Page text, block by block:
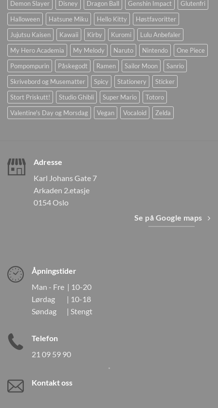
Demon Slayer
Disney Dragon Ball Genshin Impact
Glutenfri
Halloween
Hatsune Miku Hello Kitty
Høstfavoritter
Jujutsu Kaisen
Kawaii Kirby Kuromi
Lulu Anbefaler
My Hero Academia
My Melody Naruto Nintendo
One Piece
Pompompurin
Påskegodt Ramen Sailor Moon
Sanrio
Skrivebord og Musematter
Spicy Stationery
Sticker
Stort Priskutt!
Studio Ghibli Super Mario
Totoro
Valentine's Day og Morsdag
Vegan Vocaloid Zelda
Adresse
Karl Johans Gate 7
Arkaden 2.etasje
0154 Oslo
Se på Google maps
Åpningstider
Man - Fre | 10-20
Lørdag | 10-18
Søndag | Stengt
Telefon
21 09 59 90
Kontakt oss